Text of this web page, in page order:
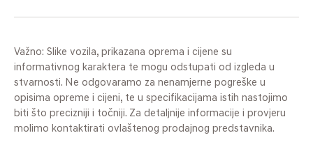
Važno: Slike vozila, prikazana oprema i cijene su
informativnog karaktera te mogu odstupati od izgleda u
stvarnosti. Ne odgovaramo za nenamjerne pogreške u
opisima opreme i cijeni, te u specifikacijama istih nastojimo
biti što precizniji i točniji. Za detaljnije informacije i provjeru
molimo kontaktirati ovlaštenog prodajnog predstavnika.